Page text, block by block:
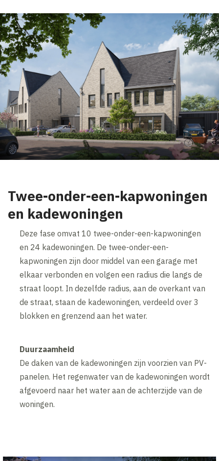
Twee-onder-een-kapwoningen
en kadewoningen
Deze fase omvat 10 twee-onder-een-kapwoningen
en 24 kadewoningen. De twee-onder-een-
kapwoningen zijn door middel van een garage met
elkaar verbonden en volgen een radius die langs de
straat loopt. In dezelfde radius, aan de overkant van
de straat, staan de kadewoningen, verdeeld over 3
blokken en grenzend aan het water.
Duurzaamheid
De daken van de kadewoningen zijn voorzien van PV-
panelen. Het regenwater van de kadewoningen wordt
afgevoerd naar het water aan de achterzijde van de
woningen.